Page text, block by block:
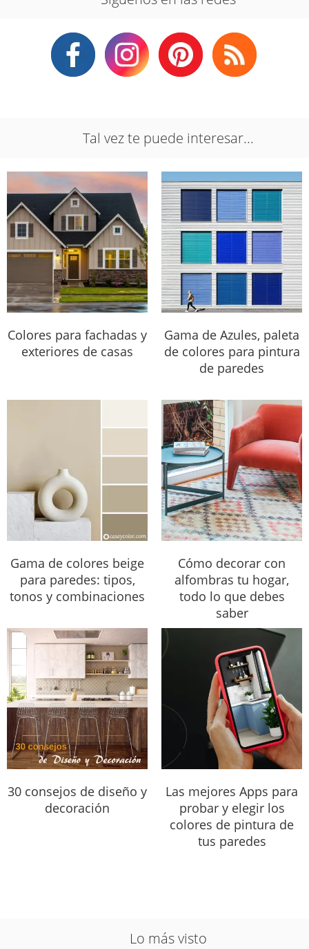
Tal vez te puede interesar...
Colores para fachadas y
exteriores de casas
Gama de Azules, paleta
de colores para pintura
de paredes
Gama de colores beige
para paredes: tipos,
tonos y combinaciones
Cómo decorar con
alfombras tu hogar,
todo lo que debes
saber
30 consejos de diseño y
decoración
Las mejores Apps para
probar y elegir los
colores de pintura de
tus paredes
Lo más visto